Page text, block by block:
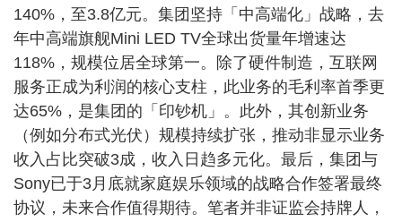
140%，至3.8亿元。集团坚持「中高端化」战略，去
年中高端旗舰Mini LED TV全球出货量年增速达
118%，规模位居全球第一。除了硬件制造，互联网
服务正成为利润的核心支柱，此业务的毛利率首季更
达65%，是集团的「印钞机」。此外，其创新业务
（例如分布式光伏）规模持续扩张，推动非显示业务
收入占比突破3成，收入日趋多元化。最后，集团与
Sony已于3月底就家庭娱乐领域的战略合作签署最终
协议，未来合作值得期待。笔者并非证监会持牌人，